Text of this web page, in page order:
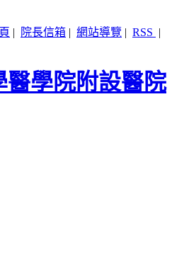
| 院長信箱 | 網站導覽 | RSS |